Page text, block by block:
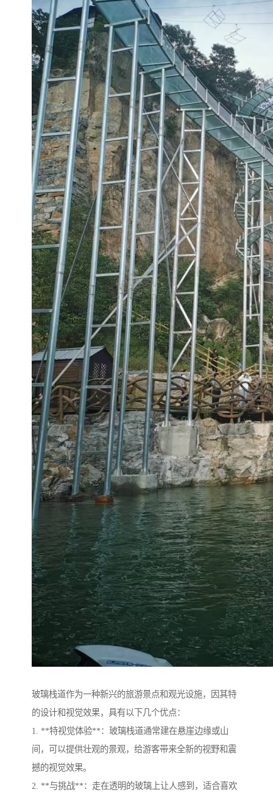
玻璃栈道作为一种新兴的旅游景点和观光设施，因其特
的设计和视觉效果，具有以下几个优点：
1. **特视觉体验**：玻璃栈道通常建在悬崖边缘或山
间，可以提供壮观的景观，给游客带来全新的视野和震
撼的视觉效果。
2. **与挑战**：走在透明的玻璃上让人感到，适合喜欢